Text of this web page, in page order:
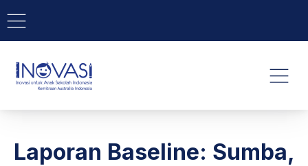
BAR NAVIGATION
INOVASI - Untuk Anak
Laporan Baseline: Sumba,